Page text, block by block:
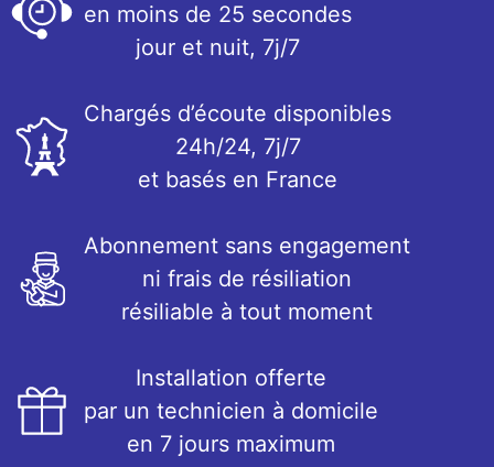
en moins de 25 secondes
jour et nuit, 7j/7
Chargés d’écoute disponibles
24h/24, 7j/7
et basés en France
Abonnement sans engagement
ni frais de résiliation
résiliable à tout moment
Installation offerte
par un technicien à domicile
en 7 jours maximum